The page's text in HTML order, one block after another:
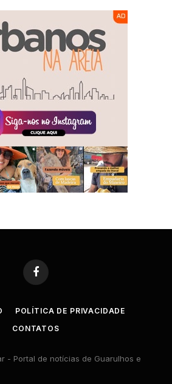
Facebook
POLÍTICA DE PRIVACIDADE
CONTATOS
- Portal de notícias de Guarulhos e